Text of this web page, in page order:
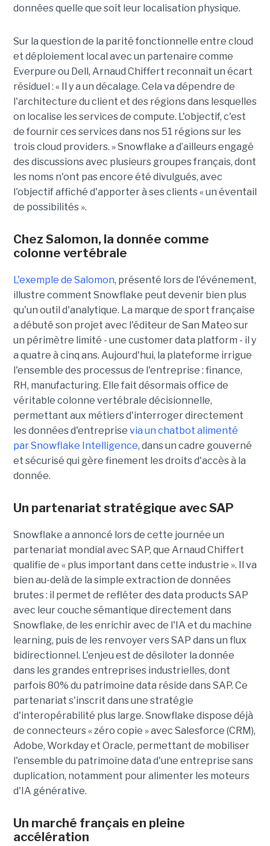
données quelle que soit leur localisation physique.
Sur la question de la parité fonctionnelle entre cloud
et déploiement local avec un partenaire comme
Everpure ou Dell, Arnaud Chiffert reconnaît un écart
résiduel : « Il y a un décalage. Cela va dépendre de
l'architecture du client et des régions dans lesquelles
on localise les services de compute. L'objectif, c'est
de fournir ces services dans nos 51 régions sur les
trois cloud providers. » Snowflake a d’ailleurs engagé
des discussions avec plusieurs groupes français, dont
les noms n'ont pas encore été divulgués, avec
l'objectif affiché d'apporter à ses clients « un éventail
de possibilités ».
Chez Salomon, la donnée comme
colonne vertébrale
L'exemple de Salomon, présenté lors de l'événement,
illustre comment Snowflake peut devenir bien plus
qu'un outil d'analytique. La marque de sport française
a débuté son projet avec l'éditeur de San Mateo sur
un périmètre limité - une customer data platform - il y
a quatre à cinq ans. Aujourd'hui, la plateforme irrigue
l'ensemble des processus de l'entreprise : finance,
RH, manufacturing. Elle fait désormais office de
véritable colonne vertébrale décisionnelle,
permettant aux métiers d'interroger directement
les données d'entreprise via un chatbot alimenté
par Snowflake Intelligence, dans un cadre gouverné
et sécurisé qui gère finement les droits d'accès à la
donnée.
Un partenariat stratégique avec SAP
Snowflake a annoncé lors de cette journée un
partenariat mondial avec SAP, que Arnaud Chiffert
qualifie de « plus important dans cette industrie ». Il va
bien au-delà de la simple extraction de données
brutes : il permet de refléter des data products SAP
avec leur couche sémantique directement dans
Snowflake, de les enrichir avec de l'IA et du machine
learning, puis de les renvoyer vers SAP dans un flux
bidirectionnel. L'enjeu est de désiloter la donnée
dans les grandes entreprises industrielles, dont
parfois 80% du patrimoine data réside dans SAP. Ce
partenariat s'inscrit dans une stratégie
d'interopérabilité plus large. Snowflake dispose déjà
de connecteurs « zéro copie » avec Salesforce (CRM),
Adobe, Workday et Oracle, permettant de mobiliser
l'ensemble du patrimoine data d'une entreprise sans
duplication, notamment pour alimenter les moteurs
d'IA générative.
Un marché français en pleine
accélération